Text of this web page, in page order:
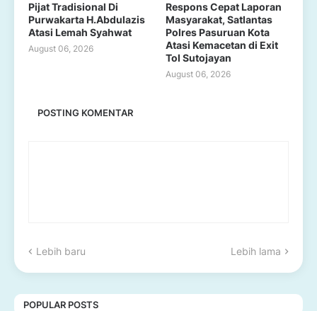
Pijat Tradisional Di
Purwakarta H.Abdulazis
Atasi Lemah Syahwat
August 06, 2026
Respons Cepat Laporan
Masyarakat, Satlantas
Polres Pasuruan Kota
Atasi Kemacetan di Exit
Tol Sutojayan
August 06, 2026
POSTING KOMENTAR
Lebih baru Lebih lama
POPULAR POSTS